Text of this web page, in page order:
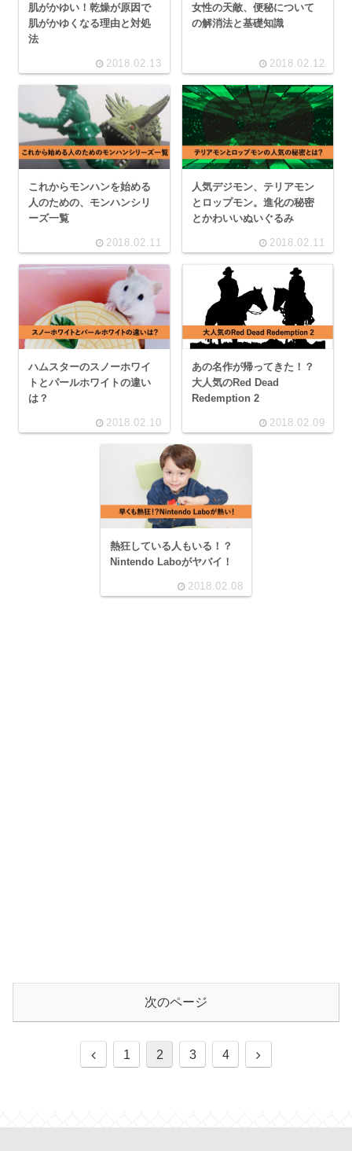
肌がかゆい！乾燥が原因で
肌がかゆくなる理由と対処
法
2018.02.13
女性の天敵、便秘について
の解消法と基礎知識
2018.02.12
これからモンハンを始める
人のための、モンハンシリ
ーズ一覧
2018.02.11
人気デジモン、テリアモン
とロップモン。進化の秘密
とかわいいぬいぐるみ
2018.02.11
ハムスターのスノーホワイ
トとパールホワイトの違い
は？
2018.02.10
あの名作が帰ってきた！？
大人気のRed Dead
Redemption 2
2018.02.09
熱狂している人もいる！？
Nintendo Laboがヤバイ！
2018.02.08
次のページ
前
1 2 3 4
次